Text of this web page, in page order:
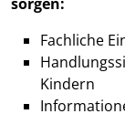
Fachliche
Kindern